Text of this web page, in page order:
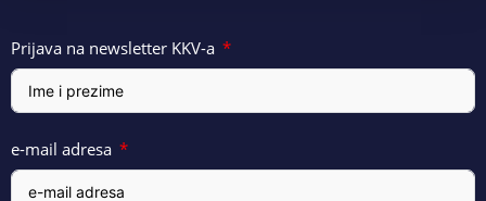
Prijava na newsletter KKV-a
e-mail adresa